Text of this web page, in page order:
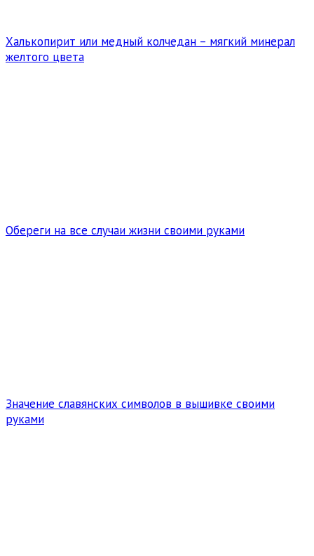
Халькопирит или медный колчедан – мягкий минерал
желтого цвета
Обереги на все случаи жизни своими руками
Значение славянских символов в вышивке своими
руками